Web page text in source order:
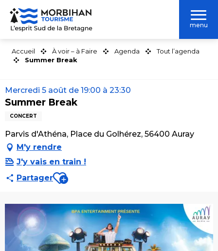
Aller
contenu
menu
Accueil À voir – à Faire Agenda
Tout l’agenda
Summer Break
Mercredi 5 août de 19:00 à 23:30
Summer Break
CONCERT
Parvis d'Athéna, Place du Golhérez, 56400 Auray
M'y rendre
J'y vais en train !
PartagerAjouter aux favoris